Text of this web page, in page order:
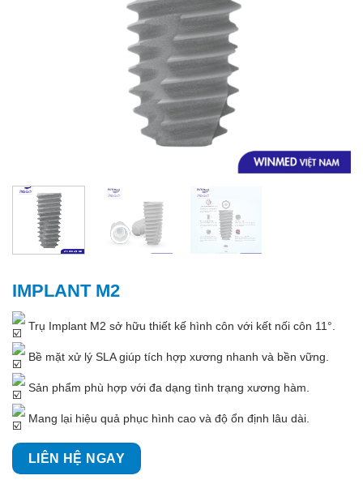
IMPLANT M2
Trụ Implant M2 sở hữu thiết kế hình côn với kết nối côn 11°.
Bề mặt xử lý SLA giúp tích hợp xương nhanh và bền vững.
Sản phẩm phù hợp với đa dạng tình trạng xương hàm.
Mang lại hiệu quả phục hình cao và độ ổn định lâu dài.
LIÊN HỆ NGAY